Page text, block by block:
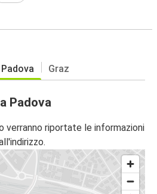
Padova Graz
Padova
verranno riportate le informazioni